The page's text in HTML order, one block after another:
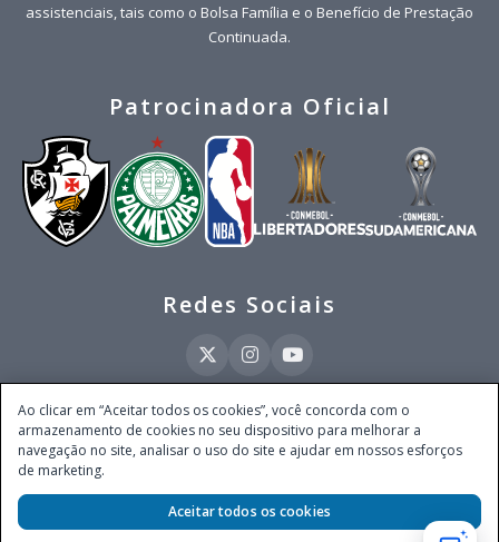
assistenciais, tais como o Bolsa Família e o Benefício de Prestação
Continuada.
Patrocinadora Oficial
Redes Sociais
Este site é operado pela Ventmear Brasil LTDA (CNPJ 52.868.380/0001-84), com
endereço na Avenida Brigadeiro Faria Lima, nº 4.055, 3º andar, Itaim Bibi, no
Município de São Paulo, Estado de São Paulo, CEP 04538-133, Brasil - empresa
Secretaria de Prêmios e Apostas do Ministério da Fazenda, conforme Portaria nº
247, de 07.02.2025, publicada no DOU em 11.2.2025.
Ao clicar em “Aceitar todos os cookies”, você concorda com o
armazenamento de cookies no seu dispositivo para melhorar a
navegação no site, analisar o uso do site e ajudar em nossos esforços
de marketing.
Aceitar todos os cookies